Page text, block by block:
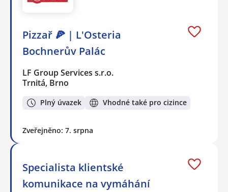
Pizzař 🍕 | L'Osteria
Bochnerův Palác
LF Group Services s.r.o.
Trnitá, Brno
Plný úvazek Vhodné také pro cizince
Zveřejněno: 7. srpna
Specialista klientské
komunikace na vymáhání